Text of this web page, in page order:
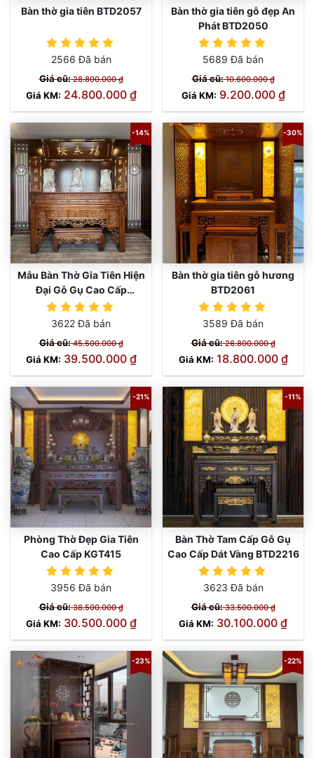
Bàn thờ gia tiên BTD2057
2566 Đã bán
Giá cũ:28.800.000 ₫
Giá KM: 24.800.000 ₫
Bàn thờ gia tiên gỗ đẹp An
Phát BTD2050
5689 Đã bán
Giá cũ:10.600.000 ₫
Giá KM: 9.200.000 ₫
-14%
Mẫu Bàn Thờ Gia Tiên Hiện
Đại Gỗ Gụ Cao Cấp
BTD2251
3622 Đã bán
Giá cũ:45.500.000 ₫
Giá KM: 39.500.000 ₫
-30%
Bàn thờ gia tiên gỗ hương
BTD2061
3589 Đã bán
Giá cũ:26.800.000 ₫
Giá KM: 18.800.000 ₫
-21%
Phòng Thờ Đẹp Gia Tiên
Cao Cấp KGT415
3956 Đã bán
Giá cũ:38.500.000 ₫
Giá KM: 30.500.000 ₫
-11%
Bàn Thờ Tam Cấp Gỗ Gụ
Cao Cấp Dát Vàng BTD2216
3623 Đã bán
Giá cũ:33.500.000 ₫
Giá KM: 30.100.000 ₫
-23% -22%